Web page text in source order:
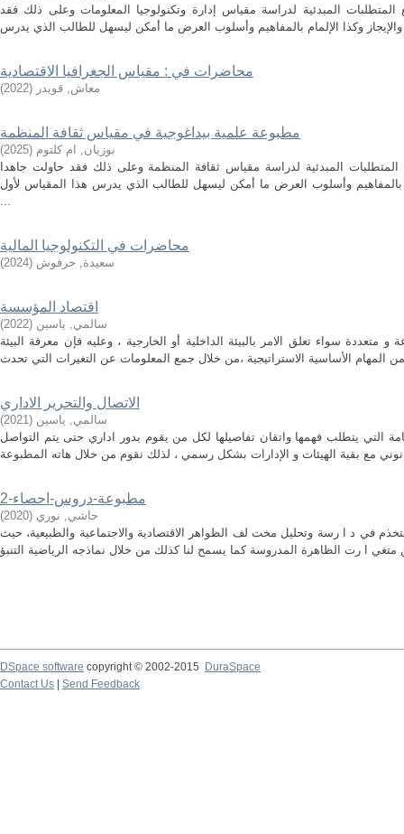
المبدئية لدراسة مقياس إدارة وتكنولوجيا المعلومات وعلى ذلك فقد
محاضرات في : مقياس الجغرافيا الاقتصادية
معاش, قويدر (
2022
)
مطبوعة علمية بيداغوجية في مقياس ثقافة المنظمة
بوزيان, ام كلتوم (
2025
)
المبدئية لدراسة مقياس ثقافة المنظمة وعلى ذلك فقد حاولت جاهدا
بالمفاهيم وأسلوب العرض ما أمكن ليسهل للطالب الذي يدرس هذا المقياس لأول
...
محاضرات في التكنولوجيا المالية
سعيدة, حرفوش (
2024
)
اقتصاد المؤسسة
سالمي, ياسين (
2022
)
متعددة سواء تعلق الامر بالبيئة الداخلية أو الخارجية ، وعليه فإن معرفة البيئة
الاتصال والتحرير الاداري
سالمي, ياسين (
2021
)
التي يتطلب فهمها واتقان تفاصيلها لكل من يقوم بدور اداري حتى يتم التواصل
مطبوعة-دروس-احصاء-2
حاشي, نوري (
2020
)
في د ا رسة وتحليل مخت لف الظواهر الاقتصادية والاجتماعية والطبيعية، حيث
DSpace software copyright © 2002-2015
DuraSpace
Contact Us
Send Feedback